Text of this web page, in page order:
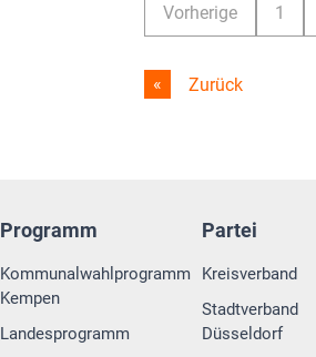
Vorherige 1
Zurück
Programm
Kommunalwahlprogramm
Kempen
Landesprogramm
Partei
Kreisverband
Stadtverband
Düsseldorf